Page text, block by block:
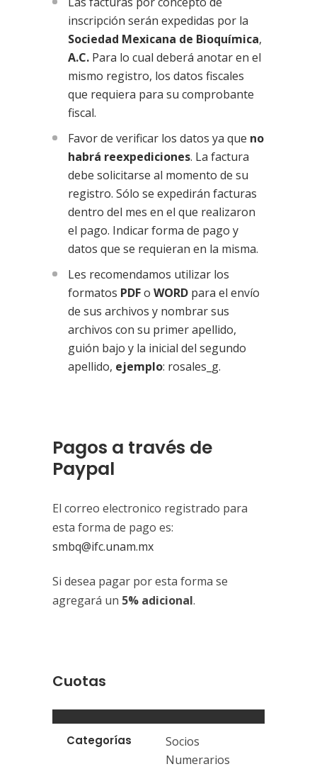
inscripción serán expedidas por la
Sociedad Mexicana de Bioquímica,
A.C. Para lo cual deberá anotar en el
mismo registro, los datos fiscales
que requiera para su comprobante
fiscal.
Favor de verificar los datos ya que no
habrá reexpediciones. La factura
debe solicitarse al momento de su
registro. Sólo se expedirán facturas
dentro del mes en el que realizaron
el pago. Indicar forma de pago y
datos que se requieran en la misma.
Les recomendamos utilizar los
formatos PDFo WORD para el envío
de sus archivos y nombrar sus
archivos con su primer apellido,
guión bajo y la inicial del segundo
apellido, ejemplo: rosales_g.
Pagos a través de
Paypal
El correo electronico registrado para
esta forma de pago es:
smbq@ifc.unam.mx
Si desea pagar por esta forma se
agregará un 5% adicional.
Cuotas
Categorías
Socios
Numerarios